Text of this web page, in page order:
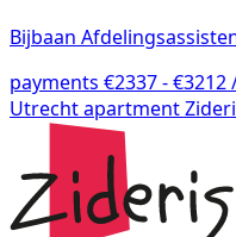
Bijbaan
payments €2337 - €3212
Utrechtapartment